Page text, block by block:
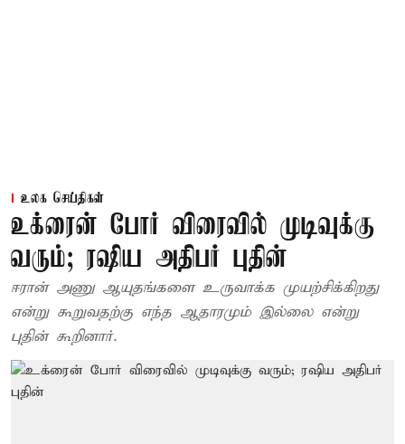
உலக செய்திகள்
உக்ரைன் போர் விரைவில் முடிவுக்கு
வரும்; ரஷிய அதிபர் புதின்
ஈரான் அணு ஆயுதங்களை உருவாக்க முயற்சிக்கிறது
என்று கூறுவதற்கு எந்த ஆதாரமும் இல்லை என்று
புதின் கூறினார்.